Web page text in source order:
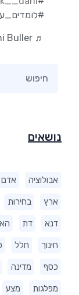
נושאים
אבולוציה אדם
ארץ בחירות
דנא דת
חינוך חלל
כסף מדינה
מפלגות מצע
♬ original sound – Dani Buller